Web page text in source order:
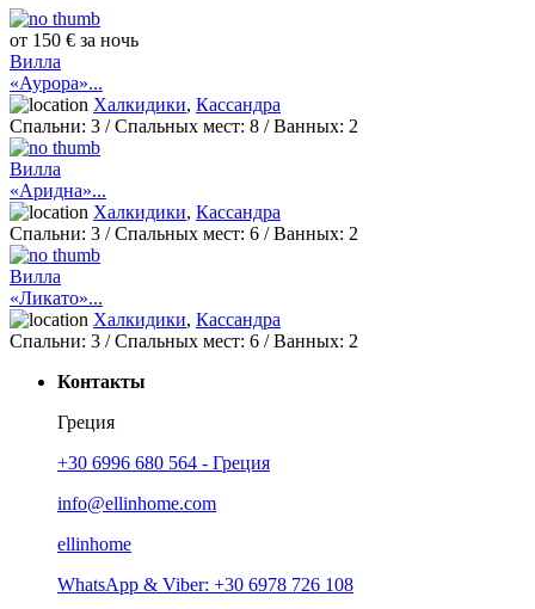
от 150 € за ночь
Вилла
«Аурора»...
Халкидики, Кассандра
Спальни: 3 / Спальных мест: 8 /Ванных: 2
Вилла
«Аридна»...
Халкидики, Кассандра
Спальни: 3 / Спальных мест: 6 /Ванных: 2
Вилла
«Ликато»...
Халкидики, Кассандра
Спальни: 3 / Спальных мест: 6 /Ванных: 2
Контакты
Греция
+30 6996 680 564 - Греция
info@ellinhome.com
ellinhome
WhatsApp & Viber: +30 6978 726 108